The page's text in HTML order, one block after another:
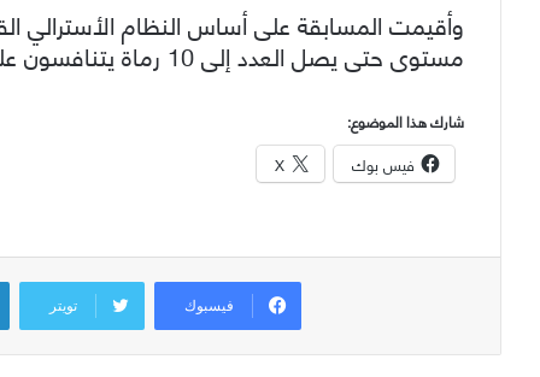
وأقيمت المسابقة على أساس النظام الأسترالي
مستوى حتى يصل العدد إلى 10 رماة يتنافسون على الميداليات.
شارك هذا الموضوع:
فيس بوك X
فيسبوك تويتر